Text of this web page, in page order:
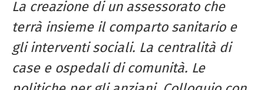
La creazione di un assessorato che
terrà insieme il comparto sanitario e
gli interventi sociali. La centralità di
case e ospedali di comunità. Le